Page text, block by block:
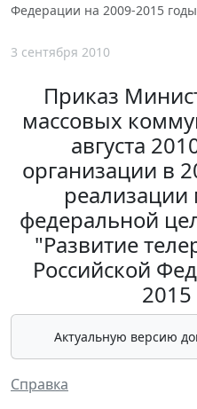
Федерации на 2009-2015
3 сентября 2010
Приказ
массовых
августа
организации в
федеральной
"Развитие
Российской
Актуальную версию
Справка